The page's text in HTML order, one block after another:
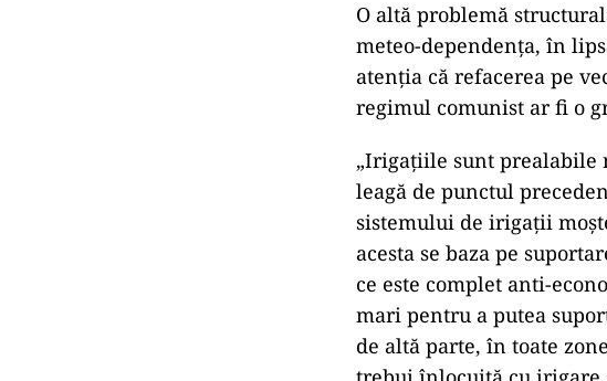
O altă problemă
meteo-dependenţa, în
atenția că refacerea pe
regimul comunist ar fi o
„Irigaţiile sunt prealabile
leagă de punctul
sistemului de irigaţii
acesta se baza pe
ce este complet anti-
mari pentru a putea
de altă parte, în toate